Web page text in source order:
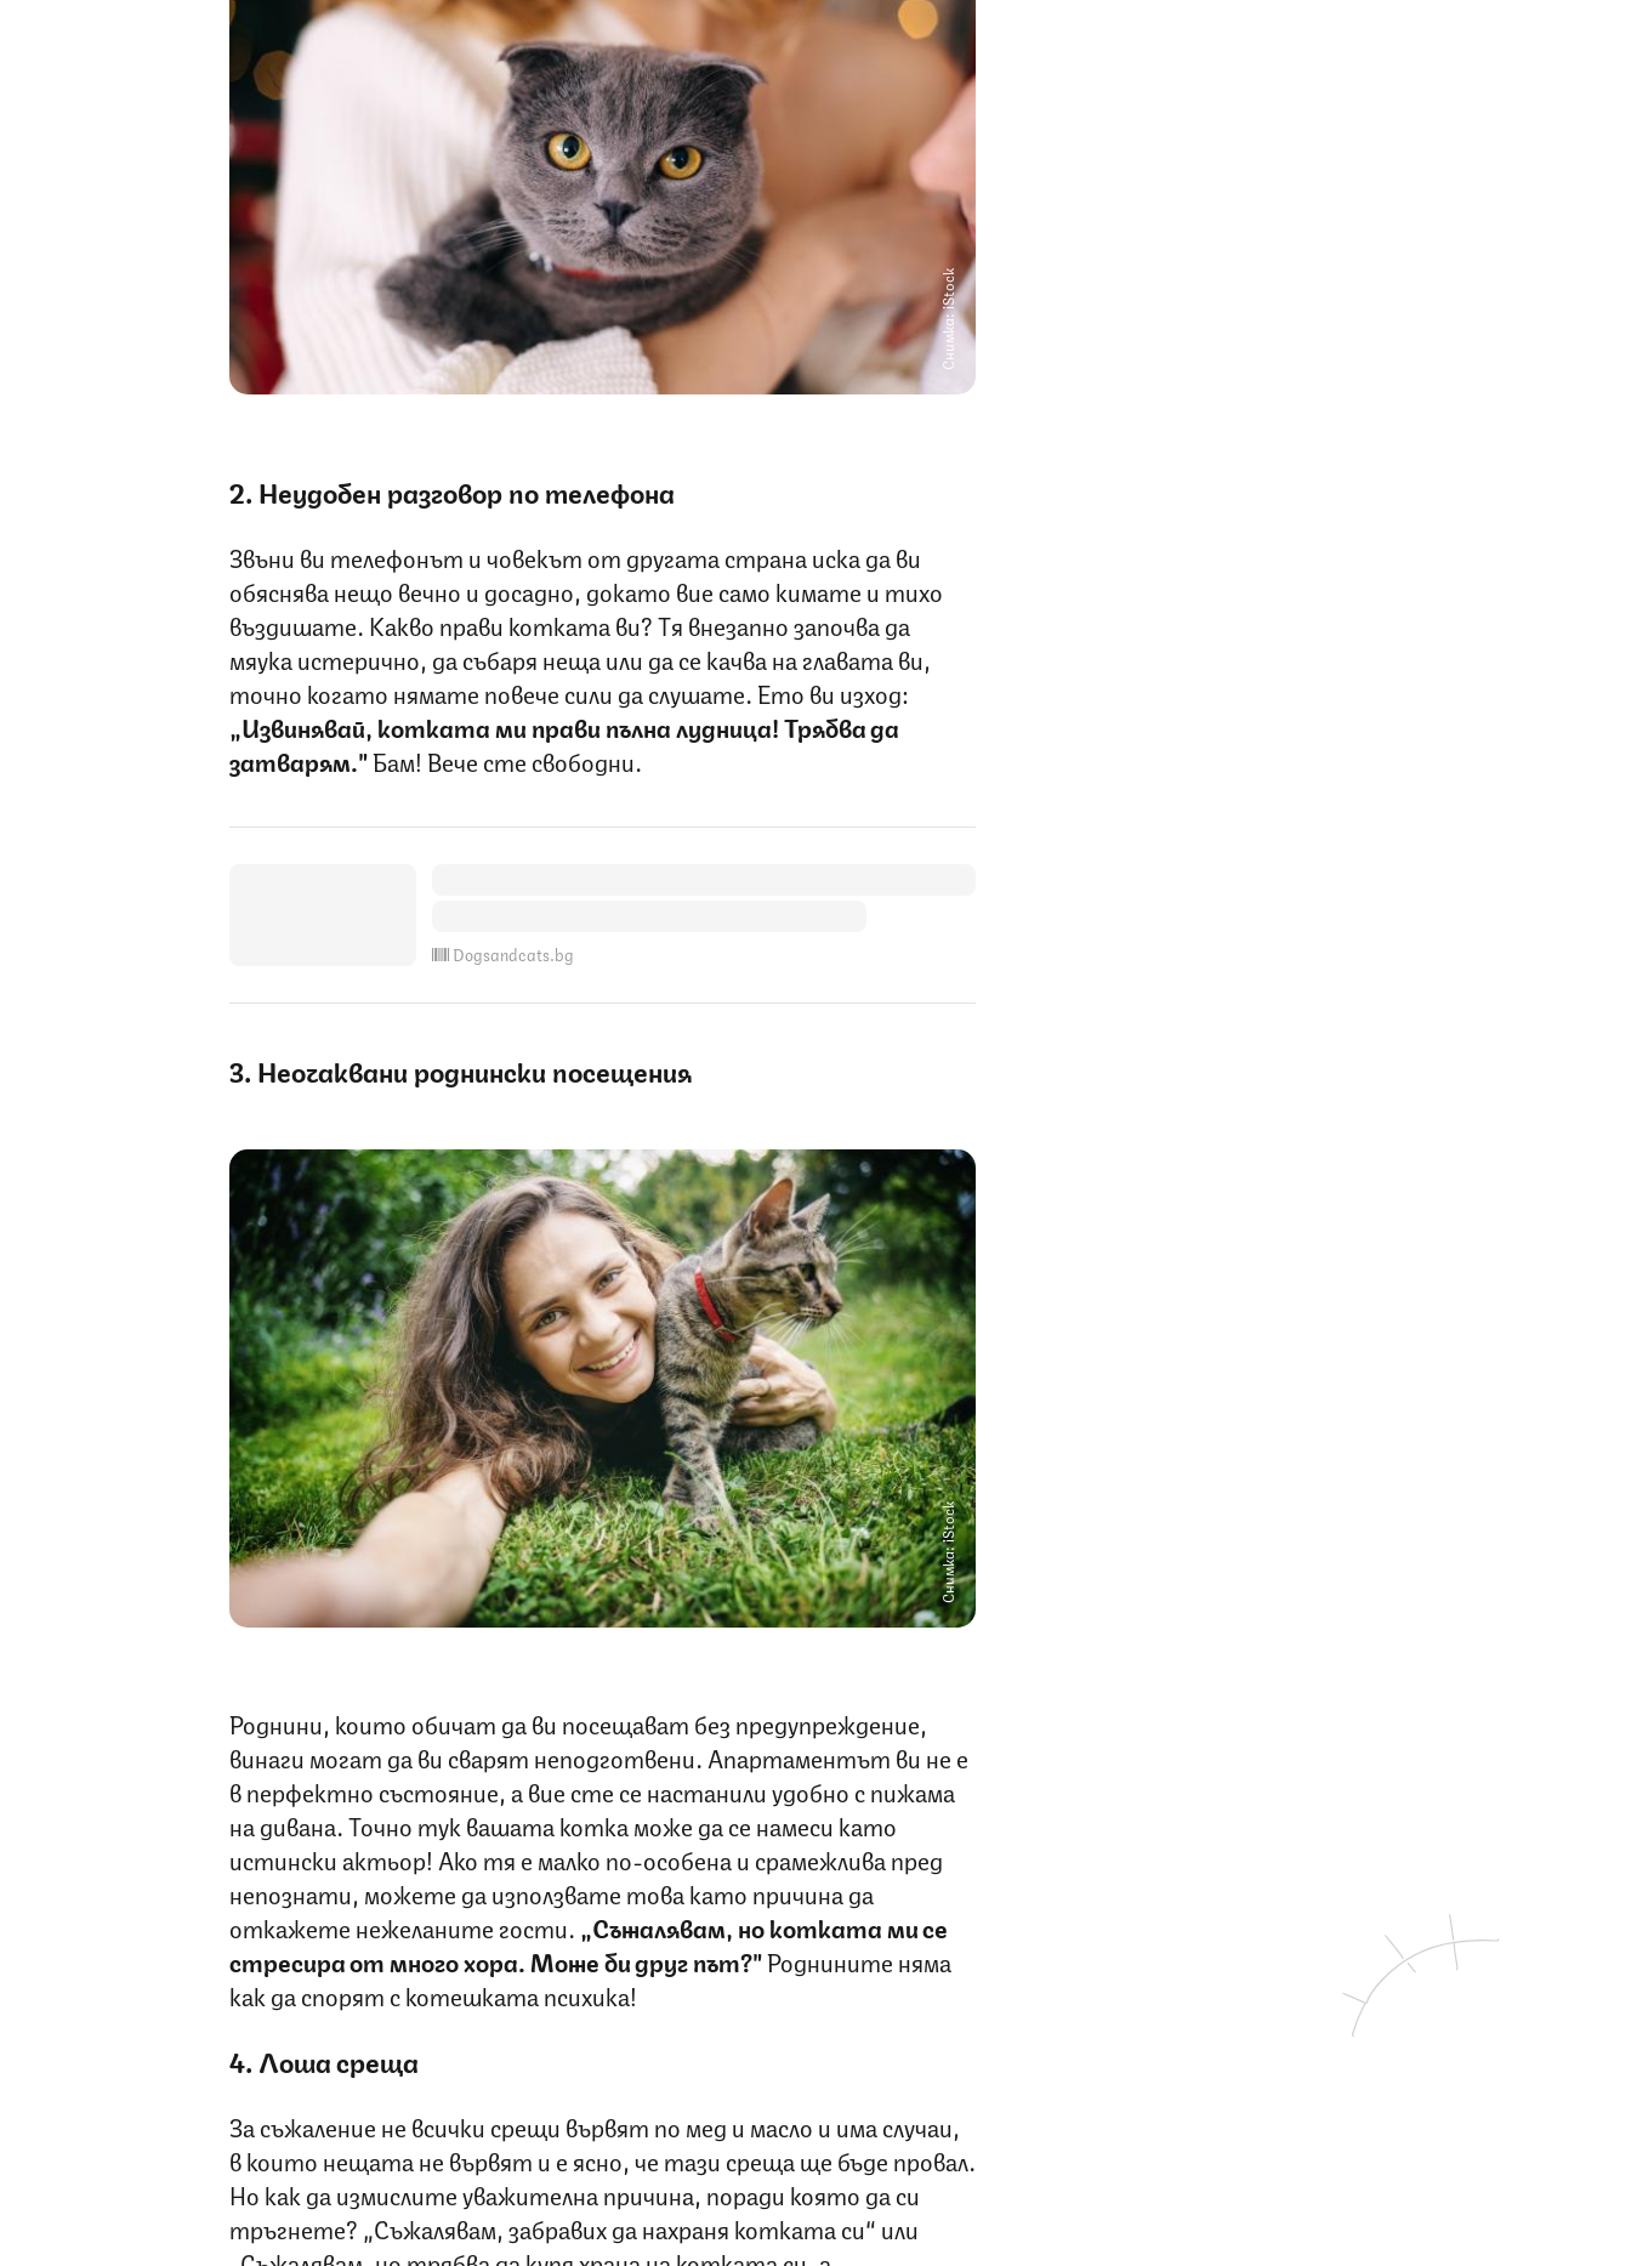
Снимка: iStock
2. Неудобен разговор по телефона
Звъни ви телефонът и човекът от другата страна иска да ви
обяснява нещо вечно и досадно, докато вие само кимате и тихо
въздишате. Какво прави котката ви? Тя внезапно започва да
мяука истерично, да събаря неща или да се качва на главата ви,
точно когато нямате повече сили да слушате. Ето ви изход:
„Извинявай, котката ми прави пълна лудница! Трябва да
затварям."Бам! Вече сте свободни.
Dogsandcats.bg
3. Неочаквани роднински посещения
Снимка: iStock
Роднини, които обичат да ви посещават без предупреждение,
винаги могат да ви сварят неподготвени. Апартаментът ви не е
в перфектно състояние, а вие сте се настанили удобно с пижама
на дивана. Точно тук вашата котка може да се намеси като
истински актьор! Ако тя е малко по-особена и срамежлива пред
непознати, можете да използвате това като причина да
откажете нежеланите гости. „Съжалявам, но котката ми се
стресира от много хора. Може би друг път?"Роднините няма
как да спорят с котешката психика!
4. Лоша среща
За съжаление не всички срещи вървят по мед и масло и има случаи,
в които нещата не вървят и е ясно, че тази среща ще бъде провал.
Но как да измислите уважителна причина, поради която да си
тръгнете? „Съжалявам, забравих да нахраня котката си“ или